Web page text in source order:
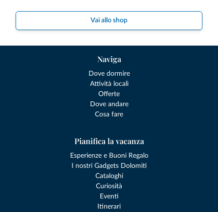
Vai allo shop
Naviga
Dove dormire
Attività locali
Offerte
Dove andare
Cosa fare
Pianifica la vacanza
Esperienze e Buoni Regalo
I nostri Gadgets Dolomiti
Cataloghi
Curiosità
Eventi
Itinerari